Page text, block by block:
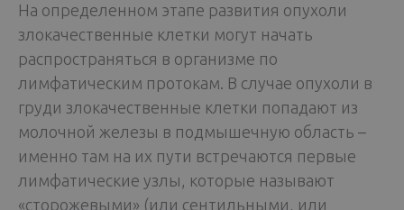
На определенном этапе развития опухоли
злокачественные клетки могут начать
распространяться в организме по
лимфатическим протокам. В случае опухоли в
груди злокачественные клетки попадают из
молочной железы в подмышечную область –
именно там на их пути встречаются первые
лимфатические узлы, которые называют
«сторожевыми» (или сентильными, или